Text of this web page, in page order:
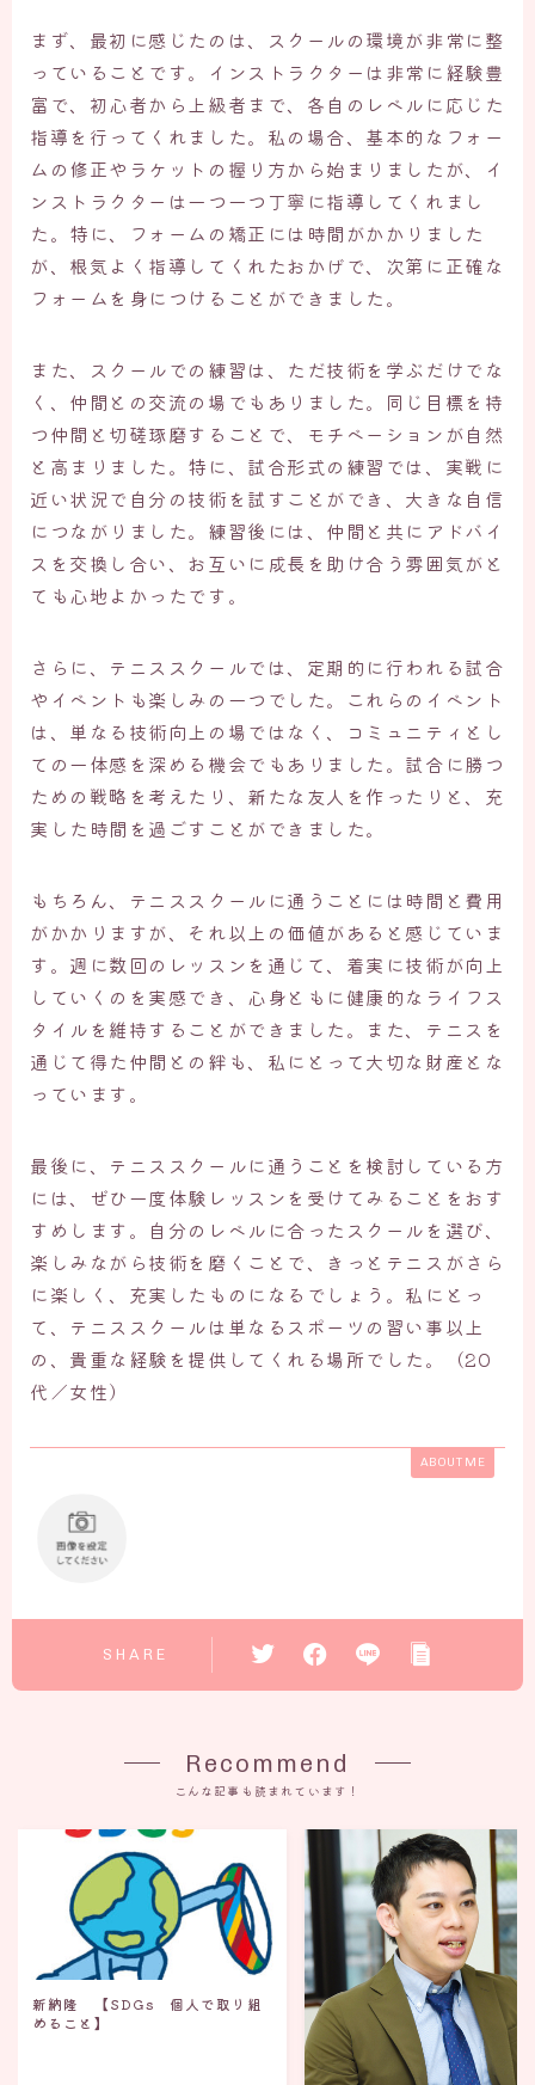
まず、最初に感じたのは、スクールの環境が非常に整
っていることです。インストラクターは非常に経験豊
富で、初心者から上級者まで、各自のレベルに応じた
指導を行ってくれました。私の場合、基本的なフォー
ムの修正やラケットの握り方から始まりましたが、イ
ンストラクターは一つ一つ丁寧に指導してくれまし
た。特に、フォームの矯正には時間がかかりました
が、根気よく指導してくれたおかげで、次第に正確な
フォームを身につけることができました。
また、スクールでの練習は、ただ技術を学ぶだけでな
く、仲間との交流の場でもありました。同じ目標を持
つ仲間と切磋琢磨することで、モチベーションが自然
と高まりました。特に、試合形式の練習では、実戦に
近い状況で自分の技術を試すことができ、大きな自信
につながりました。練習後には、仲間と共にアドバイ
スを交換し合い、お互いに成長を助け合う雰囲気がと
ても心地よかったです。
さらに、テニススクールでは、定期的に行われる試合
やイベントも楽しみの一つでした。これらのイベント
は、単なる技術向上の場ではなく、コミュニティとし
ての一体感を深める機会でもありました。試合に勝つ
ための戦略を考えたり、新たな友人を作ったりと、充
実した時間を過ごすことができました。
もちろん、テニススクールに通うことには時間と費用
がかかりますが、それ以上の価値があると感じていま
す。週に数回のレッスンを通じて、着実に技術が向上
していくのを実感でき、心身ともに健康的なライフス
タイルを維持することができました。また、テニスを
通じて得た仲間との絆も、私にとって大切な財産とな
っています。
最後に、テニススクールに通うことを検討している方
には、ぜひ一度体験レッスンを受けてみることをおす
すめします。自分のレベルに合ったスクールを選び、
楽しみながら技術を磨くことで、きっとテニスがさら
に楽しく、充実したものになるでしょう。私にとっ
て、テニススクールは単なるスポーツの習い事以上
の、貴重な経験を提供してくれる場所でした。（20
代／女性）
ABOUT ME
SHARE
Recommend
こんな記事も読まれています！
新納隆 【SDGs 個人で取り組
めること】